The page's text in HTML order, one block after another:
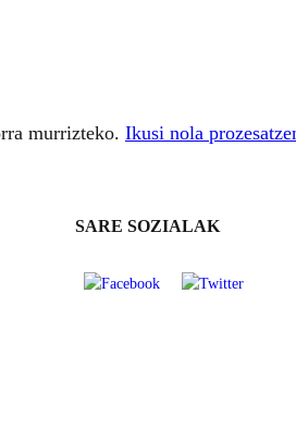
murrizteko. Ikusi nola
SARE SOZIALAK